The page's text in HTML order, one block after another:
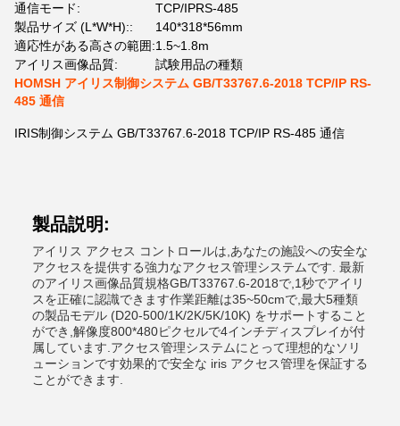
通信モード:
TCP/IPRS-485
製品サイズ (L*W*H)::
140*318*56mm
適応性がある高さの範囲:1.5~1.8m
アイリス画像品質:
試験用品の種類
HOMSH アイリス制御システム GB/T33767.6-2018 TCP/IP RS-
485 通信
IRIS制御システム GB/T33767.6-2018 TCP/IP RS-485 通信
製品説明:
アイリス アクセス コントロールは,あなたの施設への安全な
アクセスを提供する強力なアクセス管理システムです. 最新
のアイリス画像品質規格GB/T33767.6-2018で,1秒でアイリ
スを正確に認識できます作業距離は35~50cmで,最大5種類
の製品モデル (D20-500/1K/2K/5K/10K) をサポートすること
ができ,解像度800*480ピクセルで4インチディスプレイが付
属しています.アクセス管理システムにとって理想的なソリ
ューションです効果的で安全な iris アクセス管理を保証する
ことができます.